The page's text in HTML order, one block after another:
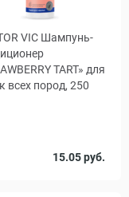
VIC Шампунь-
TART» для
всех пород, 250
15.05 руб.